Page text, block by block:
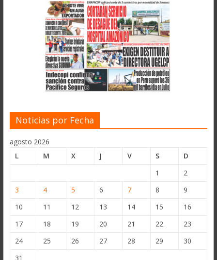
Noticias por Fecha
agosto 2026
L
M X J V S
D
1
2
3
4 5 6 7 8
9
10
11 12 13 14 15
16
17
18 19 20 21 22
23
24
25 26 27 28 29
30
31